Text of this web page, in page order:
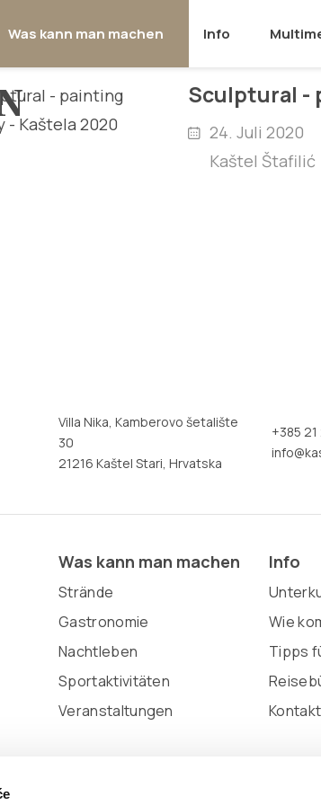
Was kann man machen Info
Sculptural -
24. Juli 2020
Kaštel Štafilić
Villa Nika, Kamberovo šetalište
30
21216 Kaštel Stari, Hrvatska
+385
Was kann man machen
Strände
Gastronomie
Nachtleben
Sportaktivitäten
Veranstaltungen
Info
Wie
Tipps